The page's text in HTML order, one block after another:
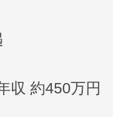
収 約450万円